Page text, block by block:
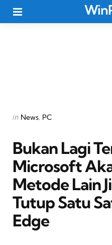
Categories
Posted
in News PC
Bukan Lagi
Microsoft
Metode Lain
Tutup Satu
Edge